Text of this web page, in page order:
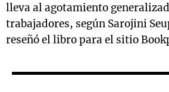
lleva al agotamiento
trabajadores, según Sarojini
reseñó el libro para el sitio